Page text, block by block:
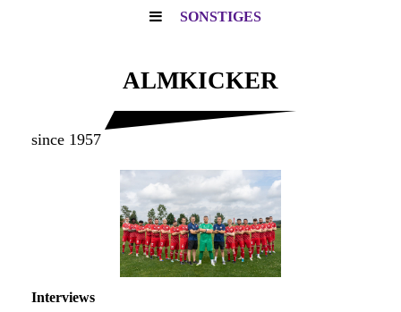
SONSTIGES
ALMKICKER
since 1957
Interviews